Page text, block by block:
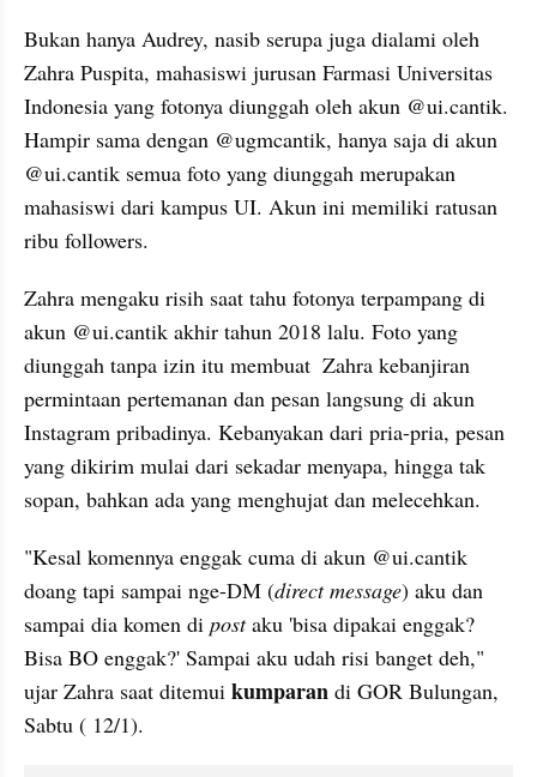
Bukan hanya Audrey, nasib serupa juga dialami oleh
Zahra Puspita, mahasiswi jurusan Farmasi Universitas
Indonesia yang fotonya diunggah oleh akun @ui.cantik.
Hampir sama dengan @ugmcantik, hanya saja di akun
@ui.cantik semua foto yang diunggah merupakan
mahasiswi dari kampus UI. Akun ini memiliki ratusan
ribu followers.
Zahra mengaku risih saat tahu fotonya terpampang di
akun @ui.cantik akhir tahun 2018 lalu. Foto yang
diunggah tanpa izin itu membuat  Zahra kebanjiran
permintaan pertemanan dan pesan langsung di akun
Instagram pribadinya. Kebanyakan dari pria-pria, pesan
yang dikirim mulai dari sekadar menyapa, hingga tak
sopan, bahkan ada yang menghujat dan melecehkan.
"Kesal komennya enggak cuma di akun @ui.cantik
doang tapi sampai nge-DM (direct message) aku dan
sampai dia komen di post aku 'bisa dipakai enggak?
Bisa BO enggak?' Sampai aku udah risi banget deh,"
ujar Zahra saat ditemui kumparan di GOR Bulungan,
Sabtu ( 12/1).